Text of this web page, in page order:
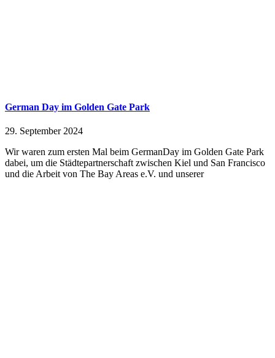
German Day im Golden Gate Park
29. September 2024
Wir waren zum ersten Mal beim GermanDay im Golden Gate Park
dabei, um die Städtepartnerschaft zwischen Kiel und San Francisco
und die Arbeit von The Bay Areas e.V. und unserer